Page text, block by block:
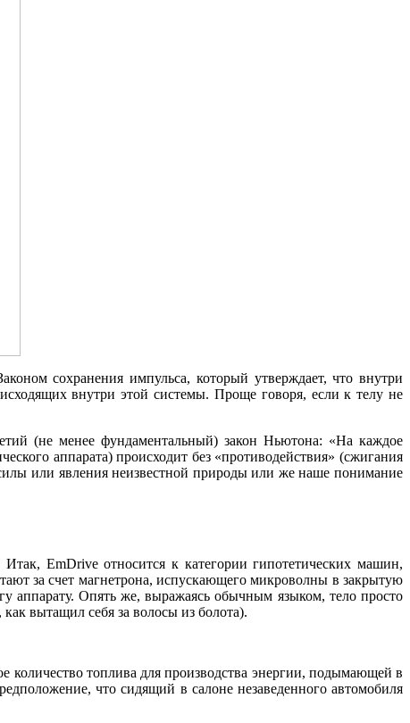
сохранения импульса, который утверждает, что внутри
внутри этой системы. Проще говоря, если к телу не
(не менее фундаментальный) закон Ньютона: «На каждое
аппарата) происходит без «противодействия» (сжигания
или явления неизвестной природы или же наше понимание
EmDrive относится к категории гипотетических машин,
за счет магнетрона, испускающего микроволны в закрытую
аппарату. Опять же, выражаясь обычным языком, тело просто
вытащил себя за волосы из болота).
количество топлива для производства энергии, подымающей в
что сидящий в салоне незаведенного автомобиля